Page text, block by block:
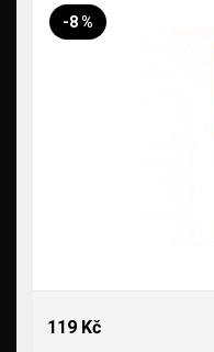
-8 %
119 Kč